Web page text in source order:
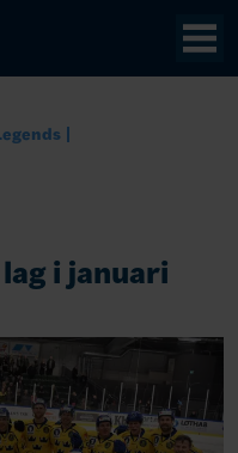
i januari